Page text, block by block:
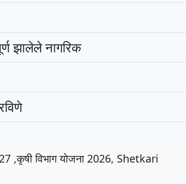
झालेले नागरिक
,कृषी विभाग योजना 2026, Shetkari